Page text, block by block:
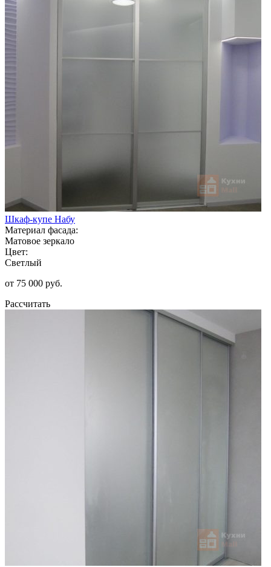
Шкаф-купе Набу
Материал фасада:
Матовое зеркало
Цвет:
Светлый
от 75 000 руб.
Рассчитать